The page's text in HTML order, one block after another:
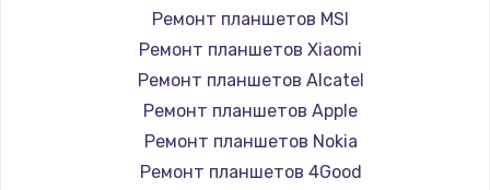
Заказать
Чистка от пыли
990 руб.
Заказать
Ремонт планшетов MSI
Ремонт планшетов Xiaomi
Ремонт планшетов Alcatel
Ремонт планшетов Apple
Ремонт планшетов Nokia
Ремонт планшетов 4Good